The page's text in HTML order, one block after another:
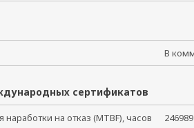
В
сертификатов
на отказ (MTBF), часов